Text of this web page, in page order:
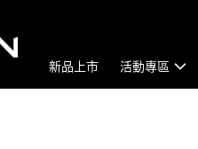
新品上市 活動專區